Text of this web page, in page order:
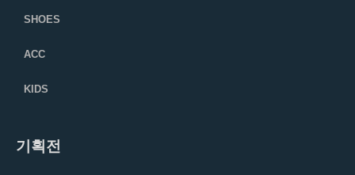
SHOES
ACC
KIDS
기획전